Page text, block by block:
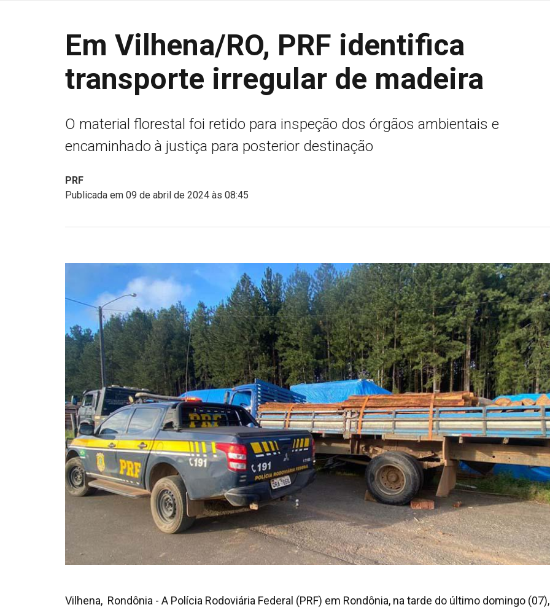
Em Vilhena/RO, PRF identifica
transporte irregular de madeira
O material florestal foi retido para inspeção dos órgãos ambientais e
encaminhado à justiça para posterior destinação
PRF
Publicada em 09 de abril de 2024 às 08:45
Vilhena, Rondônia - A Polícia Rodoviária Federal (PRF) em Rondônia, na tarde do último domingo (07),